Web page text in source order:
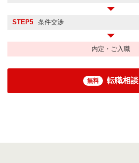
STEP5 条件交渉
内定・ご入職
無料 転職相談